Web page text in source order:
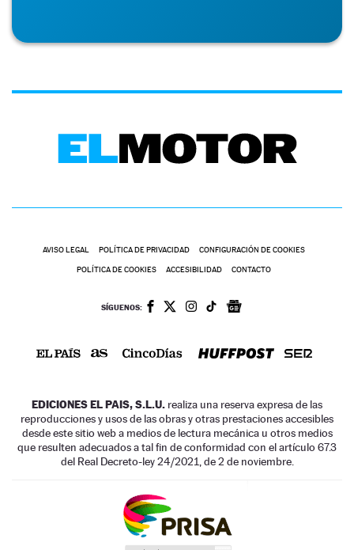
AVISO LEGAL POLÍTICA DE PRIVACIDAD CONFIGURACIÓN DE COOKIES
POLÍTICA DE COOKIES ACCESIBILIDAD CONTACTO
SÍGUENOS:
EDICIONES EL PAIS, S.L.U. realiza una reserva expresa de las
reproducciones y usos de las obras y otras prestaciones accesibles
desde este sitio web a medios de lectura mecánica u otros medios
que resulten adecuados a tal fin de conformidad con el artículo 67.3
del Real Decreto-ley 24/2021, de 2 de noviembre.